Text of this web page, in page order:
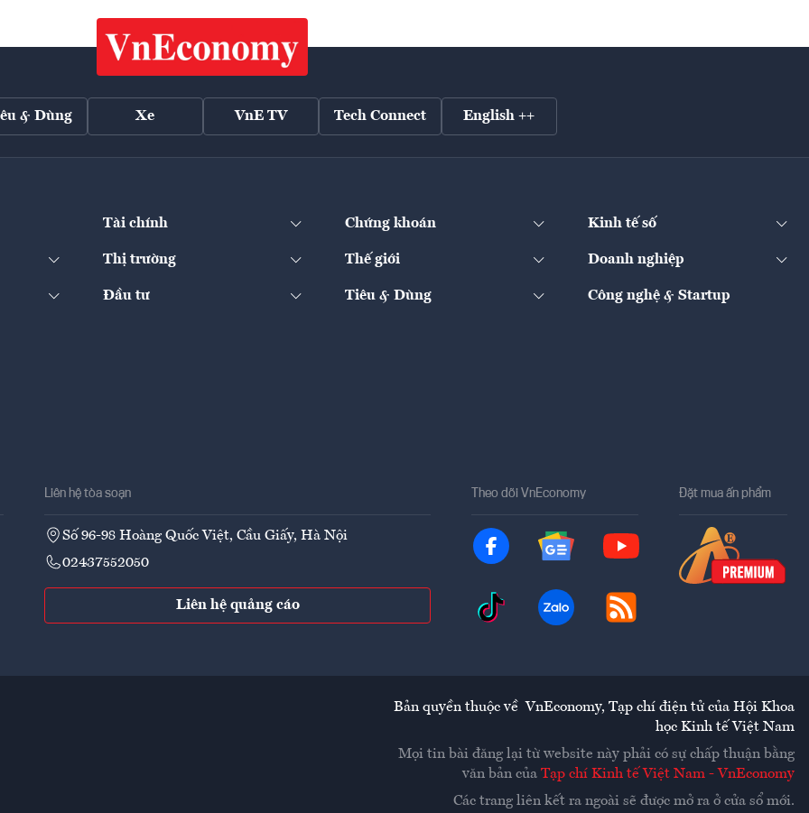
& Dùng Xe VnE TV Tech Connect English ++
Tài chính Chứng khoán Kinh tế số
Thị trường Thế giới Doanh nghiệp
Đầu tư Tiêu & Dùng Công nghệ & Startup
Liên hệ tòa soạn
Số 96-98 Hoàng Quốc Việt, Cầu Giấy, Hà Nội
02437552050
Liên hệ quảng cáo
Theo dõi VnEconomy Đặt mua ấn phẩm
Bản quyền thuộc về VnEconomy, Tạp chí điện tử của Hội Khoa
học Kinh tế Việt Nam
Mọi tin bài đăng lại từ website này phải có sự chấp thuận bằng
văn bản của Tạp chí Kinh tế Việt Nam - VnEconomy
Các trang liên kết ra ngoài sẽ được mở ra ở cửa sổ mới.